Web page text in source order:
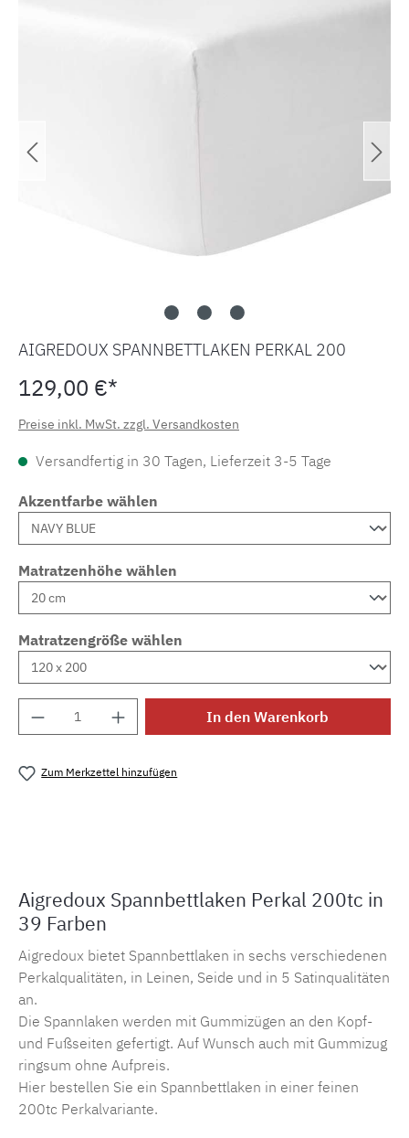
AIGREDOUX SPANNBETTLAKEN PERKAL 200
129,00 €*
Preise inkl. MwSt. zzgl. Versandkosten
Versandfertig in 30 Tagen, Lieferzeit 3-5 Tage
Akzentfarbe wählen
Matratzenhöhe wählen
Matratzengröße wählen
Produkt Anzahl: Gib den gewünschten
In den Warenkorb
Zum Merkzettel hinzufügen
Aigredoux Spannbettlaken Perkal 200tc in
39 Farben
Aigredoux bietet Spannbettlaken in sechs verschiedenen
Perkalqualitäten, in Leinen, Seide und in 5 Satinqualitäten
an.
Die Spannlaken werden mit Gummizügen an den Kopf-
und Fußseiten gefertigt. Auf Wunsch auch mit Gummizug
ringsum ohne Aufpreis.
Hier bestellen Sie ein Spannbettlaken in einer feinen
200tc Perkalvariante.